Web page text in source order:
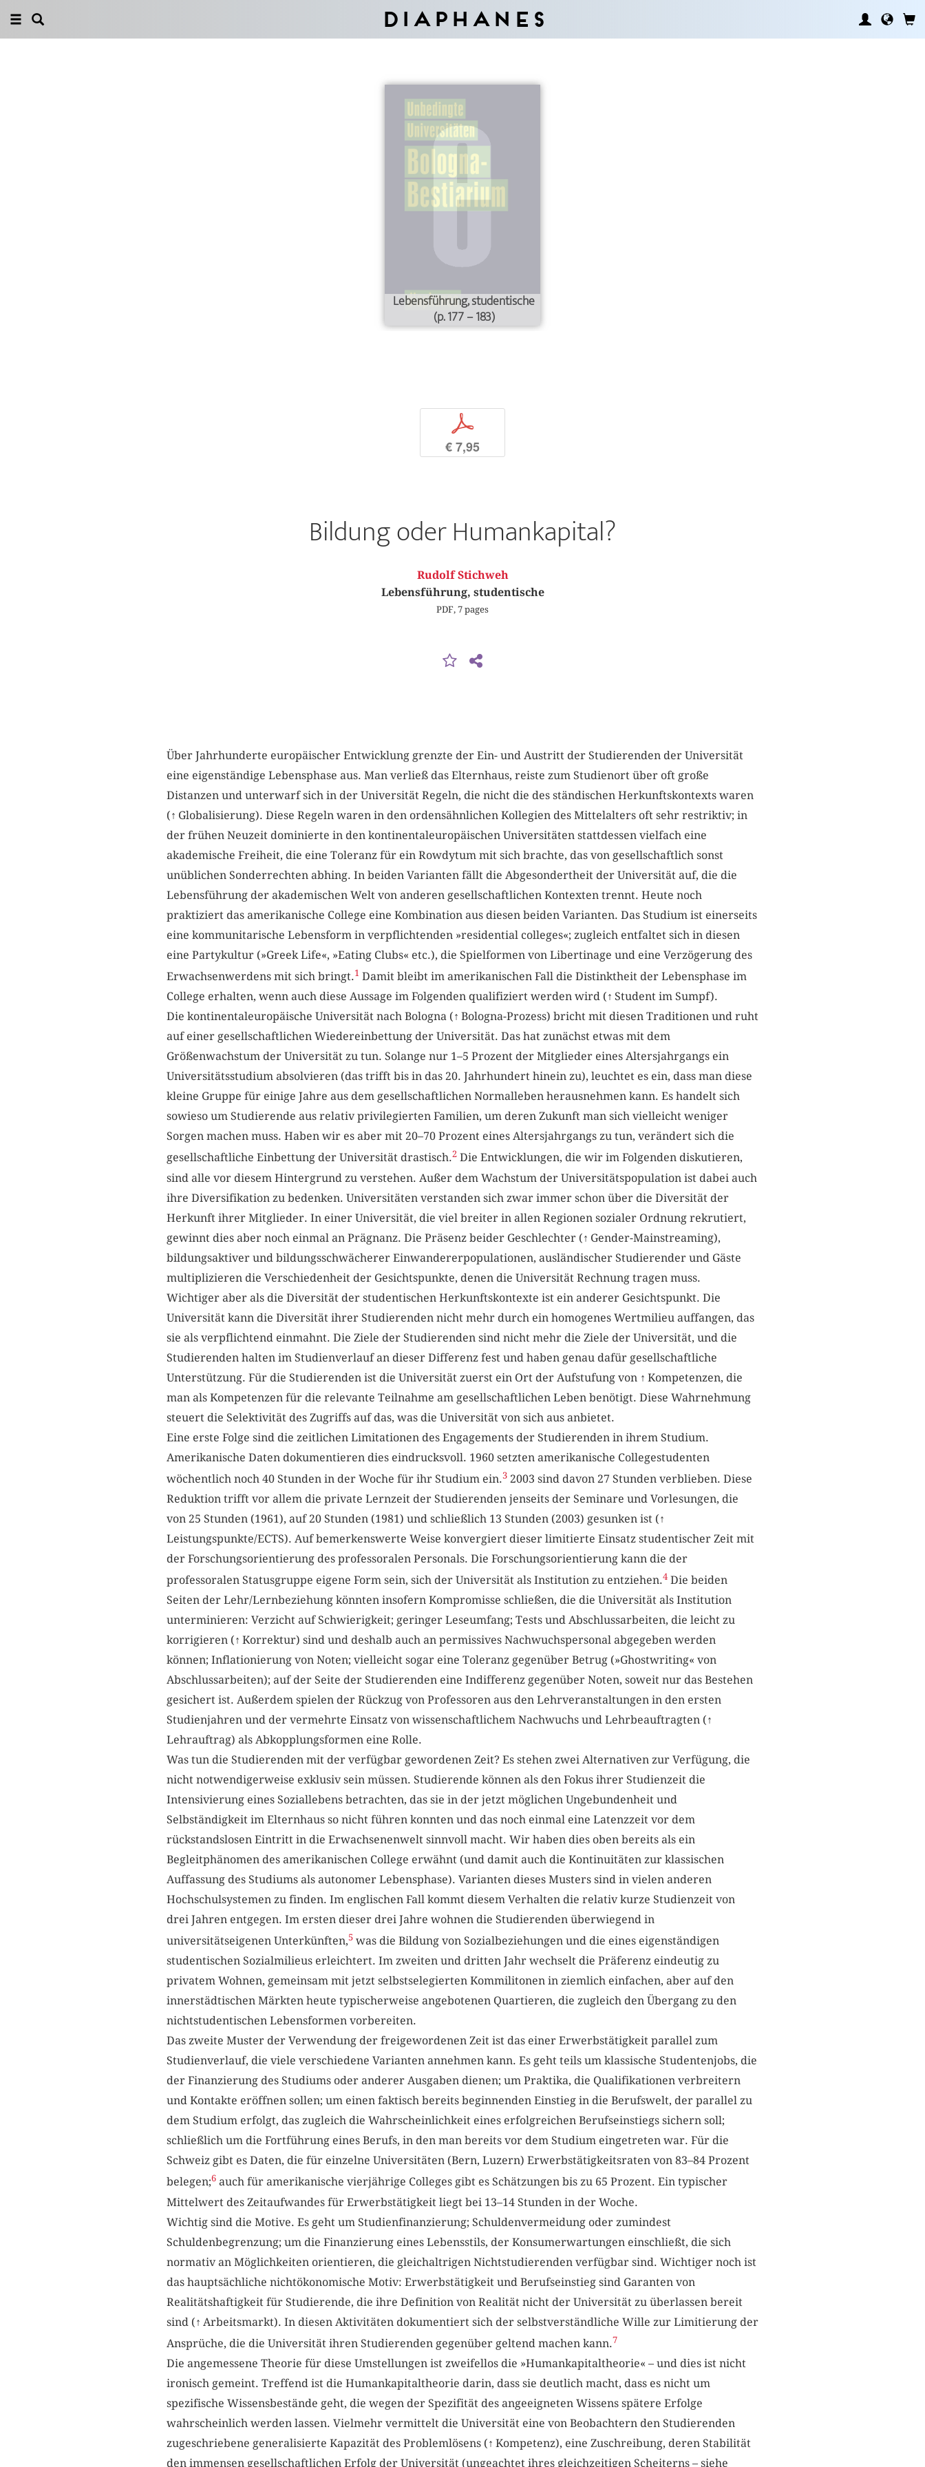
Diaphanes
Lebensführung, studentische
(p. 177 – 183)
p
€ 7,95
Bildung oder Humankapital?
Rudolf Stichweh
Lebensführung, studentische
PDF, 7 pages
Über Jahrhunderte europäischer Entwicklung grenzte der Ein- und Austritt der Studierenden der Universität
eine eigenständige Lebensphase aus. Man verließ das Elternhaus, reiste zum Studienort über oft große
Distanzen und unterwarf sich in der Universität Regeln, die nicht die des ständischen Herkunftskontexts waren
(↑ Globalisierung). Diese Regeln waren in den ordensähnlichen Kollegien des Mittelalters oft sehr restriktiv; in
der frühen Neuzeit dominierte in den kontinentaleuropäischen Universitäten stattdessen vielfach eine
akademische Freiheit, die eine Toleranz für ein Rowdytum mit sich brachte, das von gesellschaftlich sonst
unüblichen Sonderrechten abhing. In beiden Varianten fällt die Abgesondertheit der Universität auf, die die
Lebensführung der akademischen Welt von anderen gesellschaftlichen Kontexten trennt. Heute noch
praktiziert das amerikanische College eine Kombination aus diesen beiden Varianten. Das Studium ist einerseits
eine kommunitarische Lebensform in verpflichtenden »residential colleges«; zugleich entfaltet sich in diesen
eine Partykultur (»Greek Life«, »Eating Clubs« etc.), die Spielformen von Libertinage und eine Verzögerung des
Erwachsenwerdens mit sich bringt.1Damit bleibt im amerikanischen Fall die Distinktheit der Lebensphase im
College erhalten, wenn auch diese Aussage im Folgenden qualifiziert werden wird (↑ Student im Sumpf).
Die kontinentaleuropäische Universität nach Bologna (↑ Bologna-Prozess) bricht mit diesen Traditionen und ruht
auf einer gesellschaftlichen Wiedereinbettung der Universität. Das hat zunächst etwas mit dem
Größenwachstum der Universität zu tun. Solange nur 1–5 Prozent der Mitglieder eines Altersjahrgangs ein
Universitätsstudium absolvieren (das trifft bis in das 20. Jahrhundert hinein zu), leuchtet es ein, dass man diese
kleine Gruppe für einige Jahre aus dem gesellschaftlichen Normalleben herausnehmen kann. Es handelt sich
sowieso um Studierende aus relativ privilegierten Familien, um deren Zukunft man sich vielleicht weniger
Sorgen machen muss. Haben wir es aber mit 20–70 Prozent eines Altersjahrgangs zu tun, verändert sich die
gesellschaftliche Einbettung der Universität drastisch.2Die Entwicklungen, die wir im Folgenden diskutieren,
sind alle vor diesem Hintergrund zu verstehen. Außer dem Wachstum der Universitätspopulation ist dabei auch
ihre Diversifikation zu bedenken. Universitäten verstanden sich zwar immer schon über die Diversität der
Herkunft ihrer Mitglieder. In einer Universität, die viel breiter in allen Regionen sozialer Ordnung rekrutiert,
gewinnt dies aber noch einmal an Prägnanz. Die Präsenz beider Geschlechter (↑ Gender-Mainstreaming),
bildungsaktiver und bildungsschwächerer Einwandererpopulationen, ausländischer Studierender und Gäste
multiplizieren die Verschiedenheit der Gesichtspunkte, denen die Universität Rechnung tragen muss.
Wichtiger aber als die Diversität der studentischen Herkunftskontexte ist ein anderer Gesichtspunkt. Die
Universität kann die Diversität ihrer Studierenden nicht mehr durch ein homogenes Wertmilieu auffangen, das
sie als verpflichtend einmahnt. Die Ziele der Studierenden sind nicht mehr die Ziele der Universität, und die
Studierenden halten im Studienverlauf an dieser Differenz fest und haben genau dafür gesellschaftliche
Unterstützung. Für die Studierenden ist die Universität zuerst ein Ort der Aufstufung von ↑ Kompetenzen, die
man als Kompetenzen für die relevante Teilnahme am gesellschaftlichen Leben benötigt. Diese Wahrnehmung
steuert die Selektivität des Zugriffs auf das, was die Universität von sich aus anbietet.
Eine erste Folge sind die zeitlichen Limitationen des Engagements der Studierenden in ihrem Studium.
Amerikanische Daten dokumentieren dies eindrucksvoll. 1960 setzten amerikanische Collegestudenten
wöchentlich noch 40 Stunden in der Woche für ihr Studium ein.32003 sind davon 27 Stunden verblieben. Diese
Reduktion trifft vor allem die private Lernzeit der Studierenden jenseits der Seminare und Vorlesungen, die
von 25 Stunden (1961), auf 20 Stunden (1981) und schließlich 13 Stunden (2003) gesunken ist (↑
Leistungspunkte/ECTS). Auf bemerkenswerte Weise konvergiert dieser limitierte Einsatz studentischer Zeit mit
der Forschungsorientierung des professoralen Personals. Die Forschungsorientierung kann die der
professoralen Statusgruppe eigene Form sein, sich der Universität als Institution zu entziehen.4Die beiden
Seiten der Lehr/Lernbeziehung könnten insofern Kompromisse schließen, die die Universität als Institution
unterminieren: Verzicht auf Schwierigkeit; geringer Leseumfang; Tests und Abschlussarbeiten, die leicht zu
korrigieren (↑ Korrektur) sind und deshalb auch an permissives Nachwuchspersonal abgegeben werden
können; Inflationierung von Noten; vielleicht sogar eine Toleranz gegenüber Betrug (»Ghostwriting« von
Abschlussarbeiten); auf der Seite der Studierenden eine Indifferenz gegenüber Noten, soweit nur das Bestehen
gesichert ist. Außerdem spielen der Rückzug von Professoren aus den Lehrveranstaltungen in den ersten
Studienjahren und der vermehrte Einsatz von wissenschaftlichem Nachwuchs und Lehrbeauftragten (↑
Lehrauftrag) als Abkopplungsformen eine Rolle.
Was tun die Studierenden mit der verfügbar gewordenen Zeit? Es stehen zwei Alternativen zur Verfügung, die
nicht notwendigerweise exklusiv sein müssen. Studierende können als den Fokus ihrer Studienzeit die
Intensivierung eines Soziallebens betrachten, das sie in der jetzt möglichen Ungebundenheit und
Selbständigkeit im Elternhaus so nicht führen konnten und das noch einmal eine Latenzzeit vor dem
rückstandslosen Eintritt in die Erwachsenenwelt sinnvoll macht. Wir haben dies oben bereits als ein
Begleitphänomen des amerikanischen College erwähnt (und damit auch die Kontinuitäten zur klassischen
Auffassung des Studiums als autonomer Lebensphase). Varianten dieses Musters sind in vielen anderen
Hochschulsystemen zu finden. Im englischen Fall kommt diesem Verhalten die relativ kurze Studienzeit von
drei Jahren entgegen. Im ersten dieser drei Jahre wohnen die Studierenden überwiegend in
universitätseigenen Unterkünften,5was die Bildung von Sozialbeziehungen und die eines eigenständigen
studentischen Sozialmilieus erleichtert. Im zweiten und dritten Jahr wechselt die Präferenz eindeutig zu
privatem Wohnen, gemeinsam mit jetzt selbstselegierten Kommilitonen in ziemlich einfachen, aber auf den
innerstädtischen Märkten heute typischerweise angebotenen Quartieren, die zugleich den Übergang zu den
nichtstudentischen Lebensformen vorbereiten.
Das zweite Muster der Verwendung der freigewordenen Zeit ist das einer Erwerbstätigkeit parallel zum
Studienverlauf, die viele verschiedene Varianten annehmen kann. Es geht teils um klassische Studentenjobs, die
der Finanzierung des Studiums oder anderer Ausgaben dienen; um Praktika, die Qualifikationen verbreitern
und Kontakte eröffnen sollen; um einen faktisch bereits beginnenden Einstieg in die Berufswelt, der parallel zu
dem Studium erfolgt, das zugleich die Wahrscheinlichkeit eines erfolgreichen Berufseinstiegs sichern soll;
schließlich um die Fortführung eines Berufs, in den man bereits vor dem Studium eingetreten war. Für die
Schweiz gibt es Daten, die für einzelne Universitäten (Bern, Luzern) Erwerbstätigkeitsraten von 83–84 Prozent
belegen;6auch für amerikanische vierjährige Colleges gibt es Schätzungen bis zu 65 Prozent. Ein typischer
Mittelwert des Zeitaufwandes für Erwerbstätigkeit liegt bei 13–14 Stunden in der Woche.
Wichtig sind die Motive. Es geht um Studienfinanzierung; Schuldenvermeidung oder zumindest
Schuldenbegrenzung; um die Finanzierung eines Lebensstils, der Konsumerwartungen einschließt, die sich
normativ an Möglichkeiten orientieren, die gleichaltrigen Nichtstudierenden verfügbar sind. Wichtiger noch ist
das hauptsächliche nichtökonomische Motiv: Erwerbstätigkeit und Berufseinstieg sind Garanten von
Realitätshaftigkeit für Studierende, die ihre Definition von Realität nicht der Universität zu überlassen bereit
sind (↑ Arbeitsmarkt). In diesen Aktivitäten dokumentiert sich der selbstverständliche Wille zur Limitierung der
Ansprüche, die die Universität ihren Studierenden gegenüber geltend machen kann.7
Die angemessene Theorie für diese Umstellungen ist zweifellos die »Humankapitaltheorie« – und dies ist nicht
ironisch gemeint. Treffend ist die Humankapitaltheorie darin, dass sie deutlich macht, dass es nicht um
spezifische Wissensbestände geht, die wegen der Spezifität des angeeigneten Wissens spätere Erfolge
wahrscheinlich werden lassen. Vielmehr vermittelt die Universität eine von Beobachtern den Studierenden
zugeschriebene generalisierte Kapazität des Problemlösens (↑ Kompetenz), eine Zuschreibung, deren Stabilität
den immensen gesellschaftlichen Erfolg der Universität (ungeachtet ihres gleichzeitigen Scheiterns – siehe